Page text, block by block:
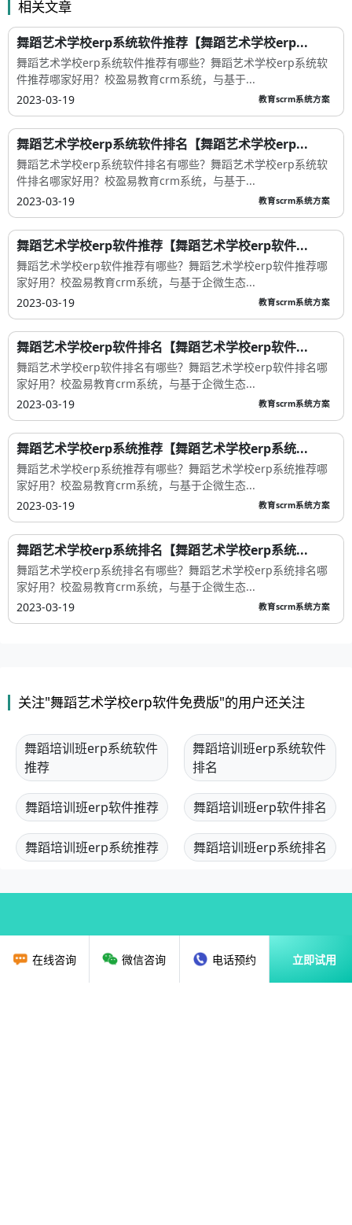
相关文章
舞蹈艺术学校erp系统软件推荐【舞蹈艺术学校erp...
舞蹈艺术学校erp系统软件推荐有哪些？舞蹈艺术学校erp系统软
件推荐哪家好用？校盈易教育crm系统，与基于...
2023-03-19
教育scrm系统方案
舞蹈艺术学校erp系统软件排名【舞蹈艺术学校erp...
舞蹈艺术学校erp系统软件排名有哪些？舞蹈艺术学校erp系统软
件排名哪家好用？校盈易教育crm系统，与基于...
2023-03-19
教育scrm系统方案
舞蹈艺术学校erp软件推荐【舞蹈艺术学校erp软件...
舞蹈艺术学校erp软件推荐有哪些？舞蹈艺术学校erp软件推荐哪
家好用？校盈易教育crm系统，与基于企微生态...
2023-03-19
教育scrm系统方案
舞蹈艺术学校erp软件排名【舞蹈艺术学校erp软件...
舞蹈艺术学校erp软件排名有哪些？舞蹈艺术学校erp软件排名哪
家好用？校盈易教育crm系统，与基于企微生态...
2023-03-19
教育scrm系统方案
舞蹈艺术学校erp系统推荐【舞蹈艺术学校erp系统...
舞蹈艺术学校erp系统推荐有哪些？舞蹈艺术学校erp系统推荐哪
家好用？校盈易教育crm系统，与基于企微生态...
2023-03-19
教育scrm系统方案
舞蹈艺术学校erp系统排名【舞蹈艺术学校erp系统...
舞蹈艺术学校erp系统排名有哪些？舞蹈艺术学校erp系统排名哪
家好用？校盈易教育crm系统，与基于企微生态...
2023-03-19
教育scrm系统方案
关注"舞蹈艺术学校erp软件免费版"的用户还关注
舞蹈培训班erp系统软件
推荐
舞蹈培训班erp系统软件
排名
舞蹈培训班erp软件推荐 舞蹈培训班erp软件排名
舞蹈培训班erp系统推荐 舞蹈培训班erp系统排名
在线咨询 微信咨询 电话预约 立即试用